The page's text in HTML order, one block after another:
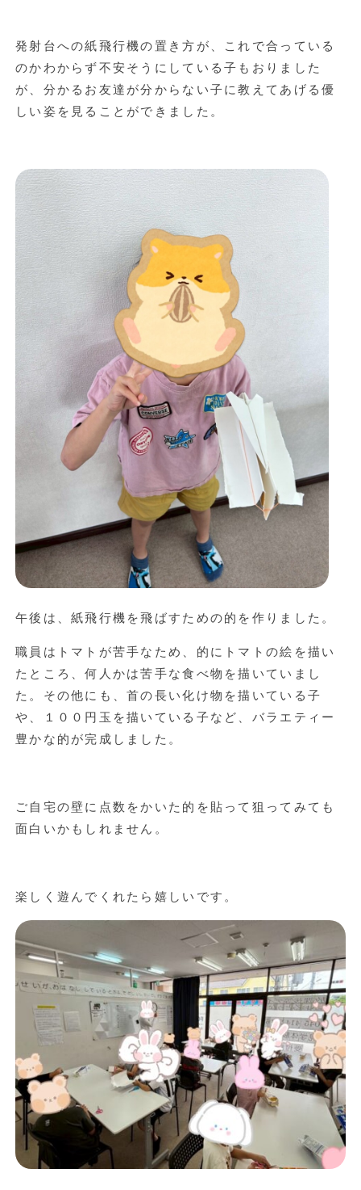
発射台への紙飛行機の置き方が、これで合っている
のかわからず不安そうにしている子もおりました
が、分かるお友達が分からない子に教えてあげる優
しい姿を見ることができました。
午後は、紙飛行機を飛ばすための的を作りました。
職員はトマトが苦手なため、的にトマトの絵を描い
たところ、何人かは苦手な食べ物を描いていまし
た。その他にも、首の長い化け物を描いている子
や、１００円玉を描いている子など、バラエティー
豊かな的が完成しました。
ご自宅の壁に点数をかいた的を貼って狙ってみても
面白いかもしれません。
楽しく遊んでくれたら嬉しいです。